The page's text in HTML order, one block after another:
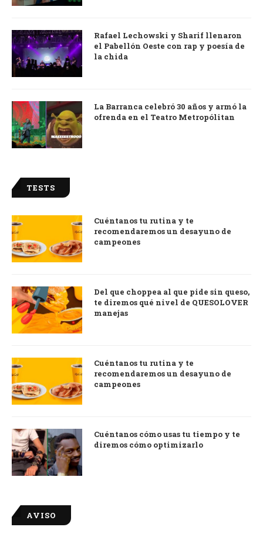
Rafael Lechowski y Sharif llenaron
el Pabellón Oeste con rap y poesía de
la chida
La Barranca celebró 30 años y armó la
ofrenda en el Teatro Metropólitan
TESTS
Cuéntanos tu rutina y te
recomendaremos un desayuno de
campeones
Del que choppea al que pide sin queso,
te diremos qué nivel de QUESOLOVER
manejas
Cuéntanos tu rutina y te
recomendaremos un desayuno de
campeones
Cuéntanos cómo usas tu tiempo y te
diremos cómo optimizarlo
AVISO